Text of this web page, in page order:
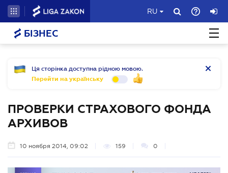
RU
БІЗНЕС
Ця сторінка доступна рідною мовою.
Перейти на українську
ПРОВЕРКИ СТРАХОВОГО ФОНДА
АРХИВОВ
10 ноября 2014, 09:02 159 0